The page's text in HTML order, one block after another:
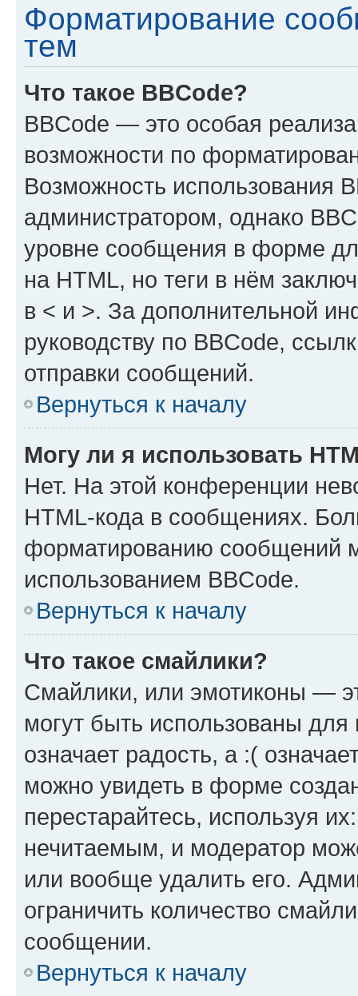
Форматирование
тем
Что такое BBCode?
BBCode — это особая
возможности по
Возможность использования
администратором, однако
уровне сообщения в форме
на HTML, но теги в нём
в < и >. За дополнительной
руководству по BBCode,
отправки сообщений.
Вернуться к началу
Могу ли я использовать
Нет. На этой конференции
HTML-кода в сообщениях.
форматированию сообщений
использованием BBCode.
Вернуться к началу
Что такое смайлики?
Смайлики, или эмотиконы —
могут быть использованы
означает радость, а :(
можно увидеть в форме
перестарайтесь, используя
нечитаемым, и модератор
или вообще удалить его.
ограничить количество
сообщении.
Вернуться к началу